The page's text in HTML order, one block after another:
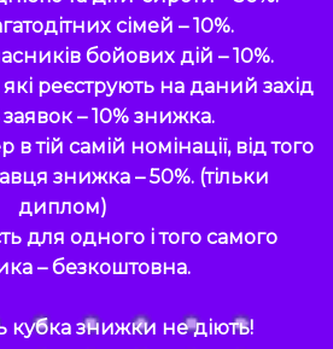
сімей – 10%.
бойових дій – 10%.
реєструють на даний захід
– 10% знижка.
тій самій номінації, від того
знижка – 50%. (тільки
диплом)
для одного і того самого
– безкоштовна.
кубка знижки не діють!